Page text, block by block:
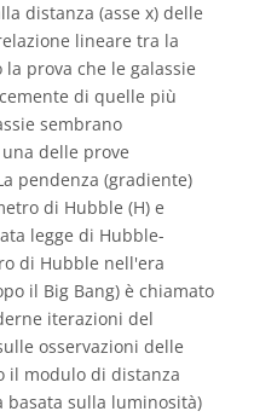
distanza (asse x) delle
lineare tra la
prova che le galassie
di quelle più
sembrano
delle prove
pendenza (gradiente)
di Hubble (H) e
legge di Hubble-
di Hubble nell'era
il Big Bang) è chiamato
iterazioni del
osservazioni delle
il modulo di distanza
sulla luminosità)